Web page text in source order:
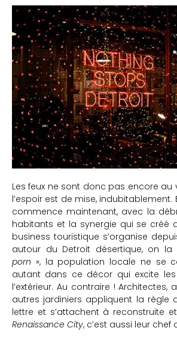
Les feux ne sont donc pas encore au
l’espoir est de mise, indubitablement.
commence maintenant, avec la
habitants et la synergie qui se créé
business touristique s’organise
autour du Detroit désertique, on
porn », la population locale ne se
autant dans ce décor qui excite
l’extérieur. Au contraire ! Architectes,
autres jardiniers appliquent la règle
lettre et s’attachent à reconstruite
Renaissance City, c’est aussi leur chef